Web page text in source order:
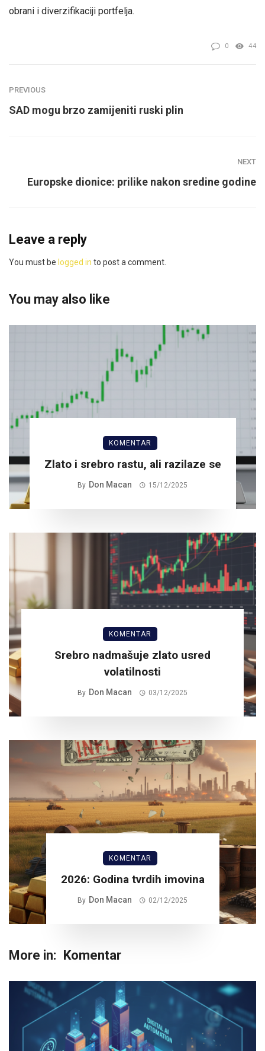
obrani i diverzifikaciji portfelja.
0 44
PREVIOUS
SAD mogu brzo zamijeniti ruski plin
NEXT
Europske dionice: prilike nakon sredine godine
Leave a reply
You must be logged in to post a comment.
You may also like
KOMENTAR
Zlato i srebro rastu, ali razilaze se
By Don Macan 15/12/2025
KOMENTAR
Srebro nadmašuje zlato usred
volatilnosti
By Don Macan 03/12/2025
KOMENTAR
2026: Godina tvrdih imovina
By Don Macan 02/12/2025
More in: Komentar